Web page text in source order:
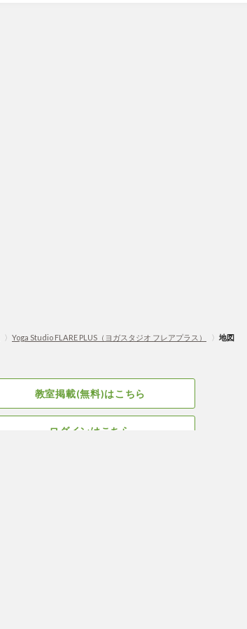
〉 Yoga Studio FLARE PLUS（ヨガスタジオ フレアプラス） 〉 地図
教室掲載(無料)はこちら
ログインはこちら